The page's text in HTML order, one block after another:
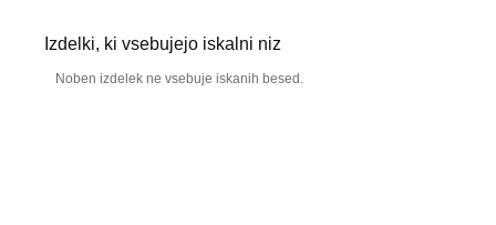
Izdelki, ki vsebujejo iskalni niz
Noben izdelek ne vsebuje iskanih besed.